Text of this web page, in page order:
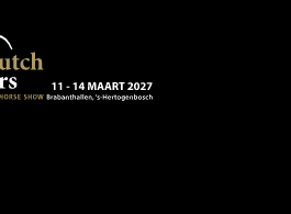
13 - 16 MAART 2024